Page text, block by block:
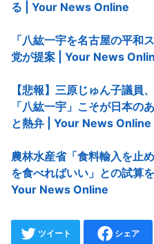
る | Your News Online
「八紘一宇を名古屋の平和
党が提案 | Your News
【悲報】三原じゅん子議員
「八紘一宇」こそが日本の
と熱弁 | Your News Online
農林水産省「食料輸入を止
を食べればいい」との試算
Your News Online
ツイート シェア